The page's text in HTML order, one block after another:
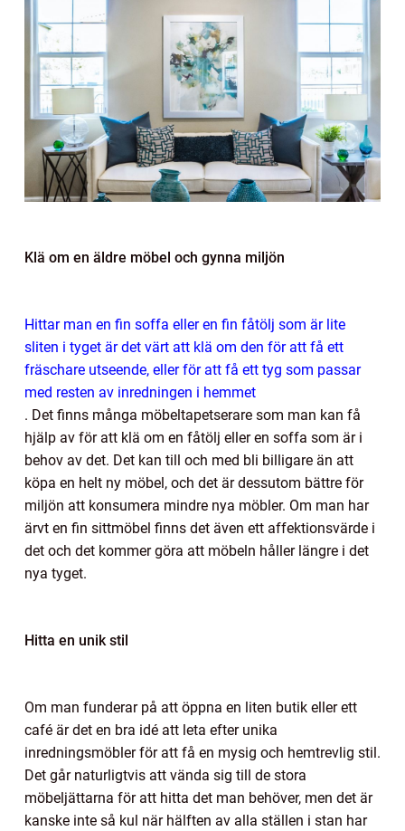
Klä om en äldre möbel och gynna miljön
Hittar man en fin soffa eller en fin fåtölj som är lite
sliten i tyget är det värt att klä om den för att få ett
fräschare utseende, eller för att få ett tyg som passar
med resten av inredningen i hemmet
. Det finns många möbeltapetserare som man kan få
hjälp av för att klä om en fåtölj eller en soffa som är i
behov av det. Det kan till och med bli billigare än att
köpa en helt ny möbel, och det är dessutom bättre för
miljön att konsumera mindre nya möbler. Om man har
ärvt en fin sittmöbel finns det även ett affektionsvärde i
det och det kommer göra att möbeln håller längre i det
nya tyget.
Hitta en unik stil
Om man funderar på att öppna en liten butik eller ett
café är det en bra idé att leta efter unika
inredningsmöbler för att få en mysig och hemtrevlig stil.
Det går naturligtvis att vända sig till de stora
möbeljättarna för att hitta det man behöver, men det är
kanske inte så kul när hälften av alla ställen i stan har